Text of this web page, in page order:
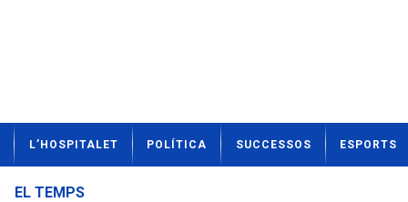
t
L’HOSPITALET POLÍTICA SUCCESSOS ESPORTS
EL TEMPS